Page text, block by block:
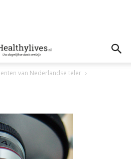
van Nederlandse teler